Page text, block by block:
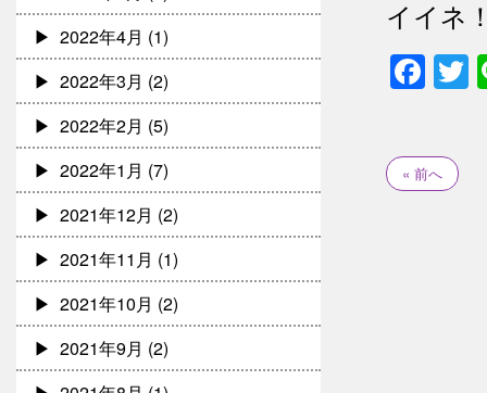
イイネ
« 前へ
2022年4月 (1)
2022年3月 (2)
2022年2月 (5)
2022年1月 (7)
2021年12月 (2)
2021年11月 (1)
2021年10月 (2)
2021年9月 (2)